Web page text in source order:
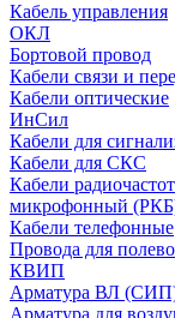
Кабель управления
ОКЛ
Бортовой провод
Кабели связи и
Кабели оптические
ИнСил
Кабели для
Кабели для СКС
Кабели
микрофонный
Кабели телефонные
Провода для
КВИП
Арматура ВЛ
Арматура для